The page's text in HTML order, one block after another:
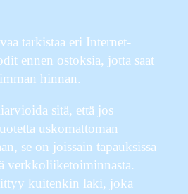
tarkistaa eri Internet-
ennen ostoksia, jotta saat
hinnan.
sitä, että jos
uskomattoman
se on joissain tapauksissa
verkkoliiketoiminnasta.
kuitenkin laki, joka